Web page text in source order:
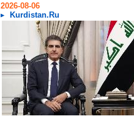
2026-08-06
Kurdistan.Ru